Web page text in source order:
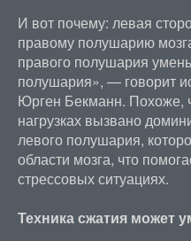
И вот почему: левая
правому полушарию
правого полушария
полушария», — говорит
Юрген Бекманн. Похоже,
нагрузках вызвано
левого полушария,
области мозга, что
стрессовых ситуациях.
Техника сжатия может